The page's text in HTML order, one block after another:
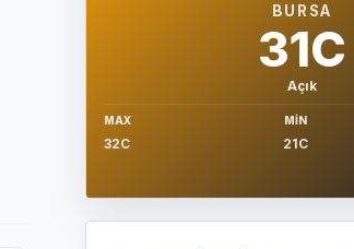
BURSA
31C
Açık
MAX
32C
MIN
21C